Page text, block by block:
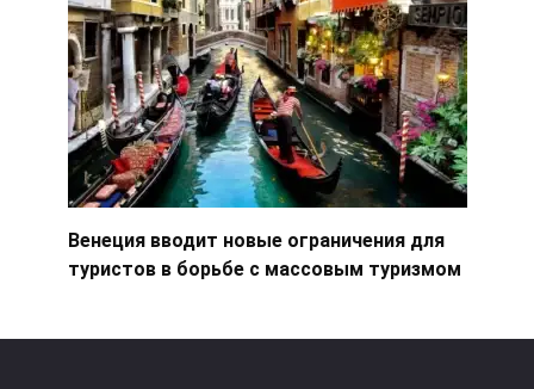
Венеция вводит новые ограничения для
туристов в борьбе с массовым туризмом